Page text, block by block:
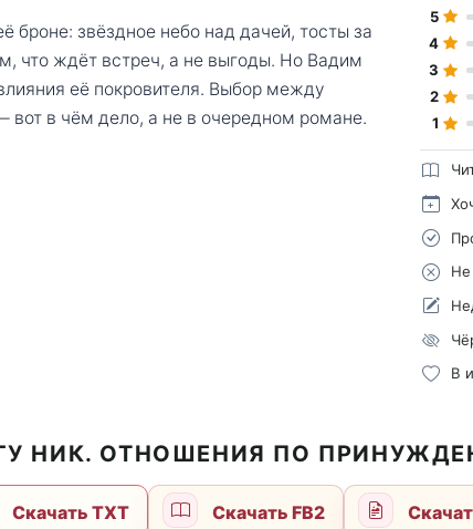
броне: звёздное небо над дачей, тосты за
что ждёт встреч, а не выгоды. Но Вадим
её покровителя. Выбор между
вот в чём дело, а не в очередном романе.
5
4
3
2
1
Не
В
НИК. ОТНОШЕНИЯ ПО
Скачать TXT Скачать FB2